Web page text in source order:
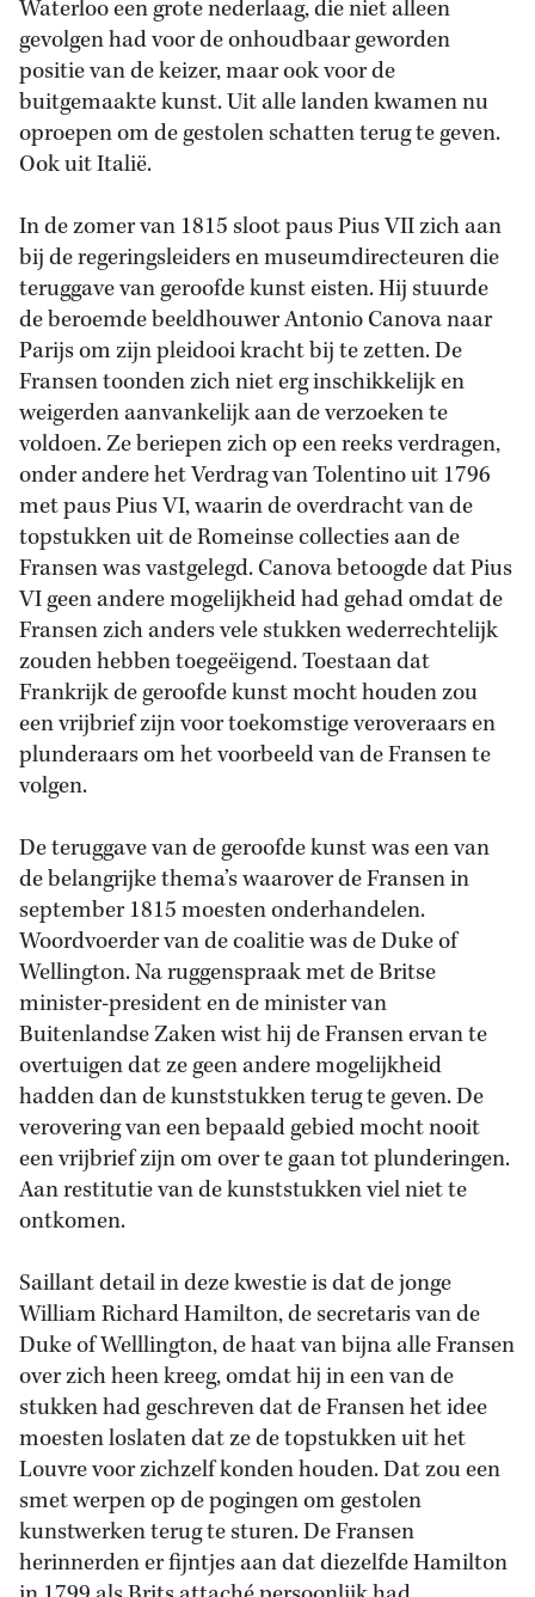
Waterloo een grote nederlaag, die niet alleen
gevolgen had voor de onhoudbaar geworden
positie van de keizer, maar ook voor de
buitgemaakte kunst. Uit alle landen kwamen nu
oproepen om de gestolen schatten terug te geven.
Ook uit Italië.
In de zomer van 1815 sloot paus Pius VII zich aan
bij de regeringsleiders en museumdirecteuren die
teruggave van geroofde kunst eisten. Hij stuurde
de beroemde beeldhouwer Antonio Canova naar
Parijs om zijn pleidooi kracht bij te zetten. De
Fransen toonden zich niet erg inschikkelijk en
weigerden aanvankelijk aan de verzoeken te
voldoen. Ze beriepen zich op een reeks verdragen,
onder andere het Verdrag van Tolentino uit 1796
met paus Pius VI, waarin de overdracht van de
topstukken uit de Romeinse collecties aan de
Fransen was vastgelegd. Canova betoogde dat Pius
VI geen andere mogelijkheid had gehad omdat de
Fransen zich anders vele stukken wederrechtelijk
zouden hebben toegeëigend. Toestaan dat
Frankrijk de geroofde kunst mocht houden zou
een vrijbrief zijn voor toekomstige veroveraars en
plunderaars om het voorbeeld van de Fransen te
volgen.
De teruggave van de geroofde kunst was een van
de belangrijke thema’s waarover de Fransen in
september 1815 moesten onderhandelen.
Woordvoerder van de coalitie was de Duke of
Wellington. Na ruggenspraak met de Britse
minister-president en de minister van
Buitenlandse Zaken wist hij de Fransen ervan te
overtuigen dat ze geen andere mogelijkheid
hadden dan de kunststukken terug te geven. De
verovering van een bepaald gebied mocht nooit
een vrijbrief zijn om over te gaan tot plunderingen.
Aan restitutie van de kunststukken viel niet te
ontkomen.
Saillant detail in deze kwestie is dat de jonge
William Richard Hamilton, de secretaris van de
Duke of Welllington, de haat van bijna alle Fransen
over zich heen kreeg, omdat hij in een van de
stukken had geschreven dat de Fransen het idee
moesten loslaten dat ze de topstukken uit het
Louvre voor zichzelf konden houden. Dat zou een
smet werpen op de pogingen om gestolen
kunstwerken terug te sturen. De Fransen
herinnerden er fijntjes aan dat diezelfde Hamilton